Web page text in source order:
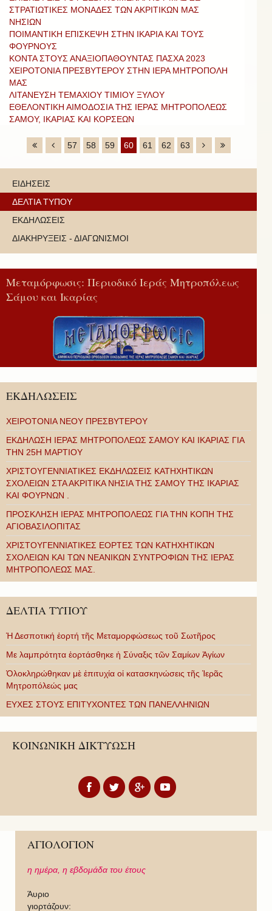
ΣΤΡΑΤΙΩΤΙΚΕΣ ΜΟΝΑΔΕΣ ΤΩΝ ΑΚΡΙΤΙΚΩΝ ΜΑΣ
ΝΗΣΙΩΝ
ΠΟΙΜΑΝΤΙΚΗ ΕΠΙΣΚΕΨΗ ΣΤΗΝ ΙΚΑΡΙΑ ΚΑΙ ΤΟΥΣ
ΦΟΥΡΝΟΥΣ
ΚΟΝΤΑ ΣΤΟΥΣ ΑΝΑΞΙΟΠΑΘΟΥΝΤΑΣ ΠΑΣΧΑ 2023
ΧΕΙΡΟΤΟΝΙΑ ΠΡΕΣΒΥΤΕΡΟΥ ΣΤΗΝ ΙΕΡΑ ΜΗΤΡΟΠΟΛΗ
ΜΑΣ
ΛΙΤΑΝΕΥΣΗ ΤΕΜΑΧΙΟΥ ΤΙΜΙΟΥ ΞΥΛΟΥ
ΕΘΕΛΟΝΤΙΚΗ ΑΙΜΟΔΟΣΙΑ ΤΗΣ ΙΕΡΑΣ ΜΗΤΡΟΠΟΛΕΩΣ
ΣΑΜΟΥ, ΙΚΑΡΙΑΣ ΚΑΙ ΚΟΡΣΕΩΝ
57 58 59 60 61 62 63
ΕΙΔΗΣΕΙΣ
ΔΕΛΤΙΑ ΤΥΠΟΥ
ΕΚΔΗΛΩΣΕΙΣ
ΔΙΑΚΗΡΥΞΕΙΣ - ΔΙΑΓΩΝΙΣΜΟΙ
Μεταμόρφωσις: Περιοδικό Ιεράς Μητροπόλεως
Σάμου και Ικαρίας
ΕΚΔΗΛΩΣΕΙΣ
ΧΕΙΡΟΤΟΝΙΑ ΝΕΟΥ ΠΡΕΣΒΥΤΕΡΟΥ
ΕΚΔΗΛΩΣΗ ΙΕΡΑΣ ΜΗΤΡΟΠΟΛΕΩΣ ΣΑΜΟΥ ΚΑΙ ΙΚΑΡΙΑΣ ΓΙΑ
ΤΗΝ 25Η ΜΑΡΤΙΟΥ
ΧΡΙΣΤΟΥΓΕΝΝΙΑΤΙΚΕΣ ΕΚΔΗΛΩΣΕΙΣ ΚΑΤΗΧΗΤΙΚΩΝ
ΣΧΟΛΕΙΩΝ ΣΤΑ ΑΚΡΙΤΙΚΑ ΝΗΣΙΑ ΤΗΣ ΣΑΜΟΥ ΤΗΣ ΙΚΑΡΙΑΣ
ΚΑΙ ΦΟΥΡΝΩΝ .
ΠΡΟΣΚΛΗΣΗ ΙΕΡΑΣ ΜΗΤΡΟΠΟΛΕΩΣ ΓΙΑ ΤΗΝ ΚΟΠΗ ΤΗΣ
ΑΓΙΟΒΑΣΙΛΟΠΙΤΑΣ
ΧΡΙΣΤΟΥΓΕΝΝΙΑΤΙΚΕΣ ΕΟΡΤΕΣ ΤΩΝ ΚΑΤΗΧΗΤΙΚΩΝ
ΣΧΟΛΕΙΩΝ ΚΑΙ ΤΩΝ ΝΕΑΝΙΚΩΝ ΣΥΝΤΡΟΦΙΩΝ ΤΗΣ ΙΕΡΑΣ
ΜΗΤΡΟΠΟΛΕΩΣ ΜΑΣ.
ΔΕΛΤΙΑ ΤΥΠΟΥ
Ἡ Δεσποτική ἑορτή τῆς Μεταμορφώσεως τοῦ Σωτῆρος
Με λαμπρότητα ἑορτάσθηκε ἡ Σύναξις τῶν Σαμίων Ἁγίων
Ὁλοκληρώθηκαν μὲ ἐπιτυχία οἱ κατασκηνώσεις τῆς Ἱερᾶς
Μητροπόλεώς μας
ΕΥΧΕΣ ΣΤΟΥΣ ΕΠΙΤΥΧΟΝΤΕΣ ΤΩΝ ΠΑΝΕΛΛΗΝΙΩΝ
ΚΟΙΝΩΝΙΚΗ ΔΙΚΤΥΩΣΗ
ΑΓΙΟΛΟΓΙΟΝ
η ημέρα, η εβδομάδα του έτους
Άυριο
γιορτάζουν: